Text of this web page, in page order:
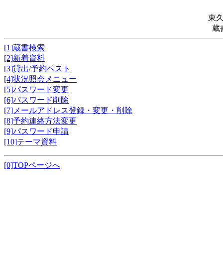
東
蔵
[1]蔵書検索
[2]新着資料
[3]貸出/予約ベスト
[4]状況照会メニュー
[5]パスワード変更
[6]パスワード削除
[7]メールアドレス登録・変更・削除
[8]予約連絡方法変更
[9]パスワード申請
[10]テーマ資料
[0]TOPページへ